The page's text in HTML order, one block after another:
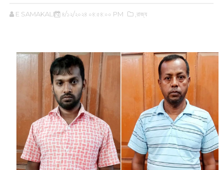
E SAMAKALIN ৪/১২/২০২৪ ০৪:৫৪:০০ PM ,রাজ্য